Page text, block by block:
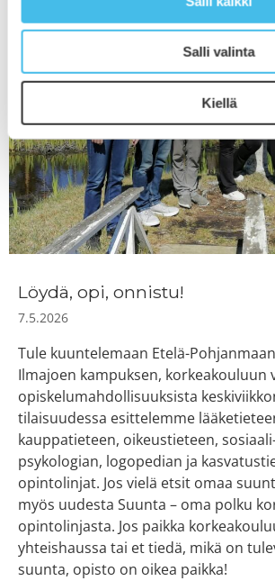
Salli valinta
Kiellä
Löydä, opi, onnistu!
7.5.2026
Tule kuuntelemaan Etelä-
Ilmajoen kampuksen, korkeakouluun
opiskelumahdollisuuksista
tilaisuudessa esittelemme
kauppatieteen, oikeustieteen,
psykologian, logopedian ja
opintolinjat. Jos vielä etsit omaa
myös uudesta Suunta – oma polku
opintolinjasta. Jos paikka
yhteishaussa tai et tiedä, mikä on
suunta, opisto on oikea paikka!